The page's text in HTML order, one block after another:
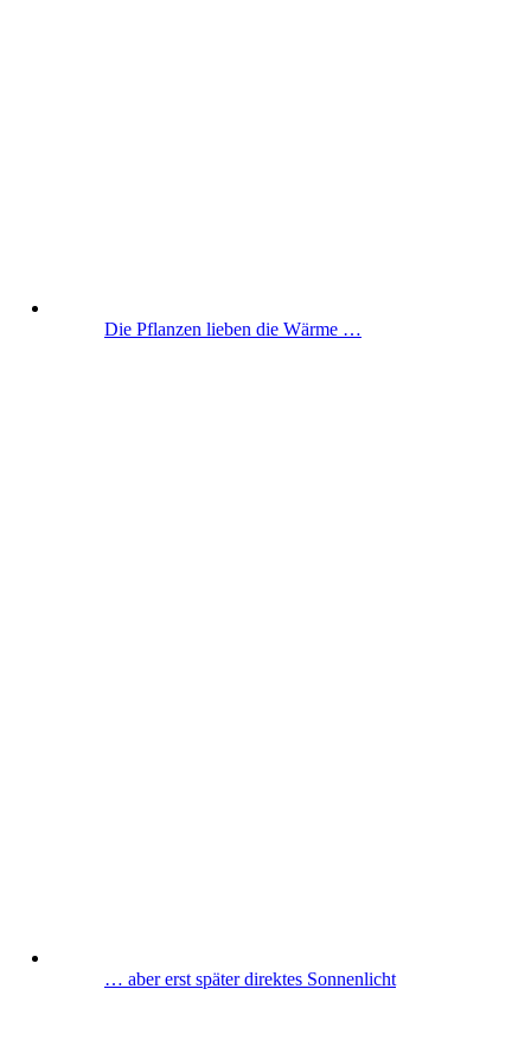
Die Pflanzen lieben die Wärme …
… aber erst später direktes Sonnenlicht